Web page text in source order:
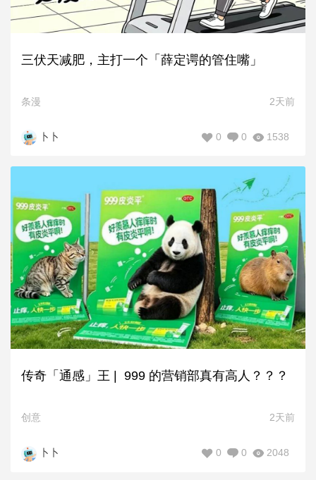
三伏天减肥，主打一个「薛定谔的管住嘴」
条漫 2天前
卜卜 1538
0
0
传奇「通感」王 | 999 的营销部真有高人？？？
创意 2天前
卜卜 2048
0
0